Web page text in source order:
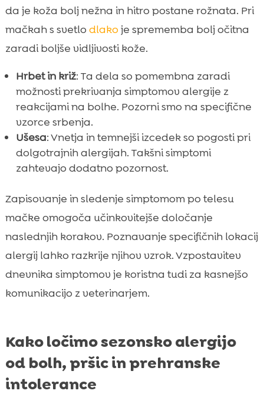
da je koža bolj nežna in hitro postane rožnata. Pri
mačkah s svetlo dlako je sprememba bolj očitna
zaradi boljše vidljivosti kože.
Hrbet in križ: Ta dela so pomembna zaradi
možnosti prekrivanja simptomov alergije z
reakcijami na bolhe. Pozorni smo na specifične
vzorce srbenja.
Ušesa: Vnetja in temnejši izcedek so pogosti pri
dolgotrajnih alergijah. Takšni simptomi
zahtevajo dodatno pozornost.
Zapisovanje in sledenje simptomom po telesu
mačke omogoča učinkovitejše določanje
naslednjih korakov. Poznavanje specifičnih lokacij
alergij lahko razkrije njihov vzrok. Vzpostavitev
dnevnika simptomov je koristna tudi za kasnejšo
komunikacijo z veterinarjem.
Kako ločimo sezonsko alergijo
od bolh, pršic in prehranske
intolerance